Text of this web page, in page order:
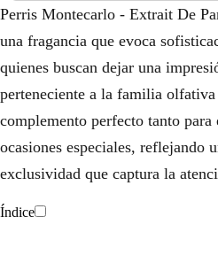
Perris Montecarlo - Extrait De
una fragancia que evoca
quienes buscan dejar una
perteneciente a la familia
complemento perfecto tanto
ocasiones especiales, reflejando
exclusividad que captura la
Índice